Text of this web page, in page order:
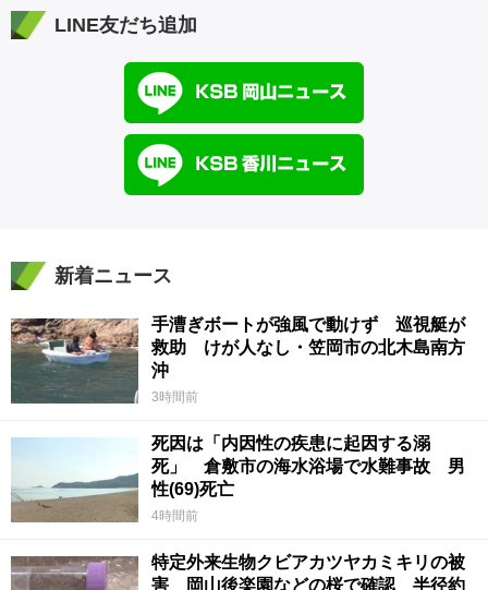
LINE友だち追加
新着ニュース
手漕ぎボートが強風で動けず 巡視艇が
救助 けが人なし・笠岡市の北木島南方
沖
3時間前
死因は「内因性の疾患に起因する溺
死」 倉敷市の海水浴場で水難事故 男
性(69)死亡
4時間前
特定外来生物クビアカツヤカミキリの被
害 岡山後楽園などの桜で確認 半径約